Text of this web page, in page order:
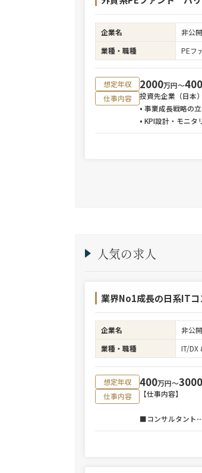
企業名 非公開
業種・職種
PEフ
想定年収 2000万円〜
仕事内容
投資先企業（日本
• 事業成長戦略の
• KPI設計・モニタ
人気の求人
業界No1成長の日系IT
企業名 非公開
業種・職種
IT/DX
想定年収 400万円〜
仕事内容
【仕事内容】
■コンサルタント